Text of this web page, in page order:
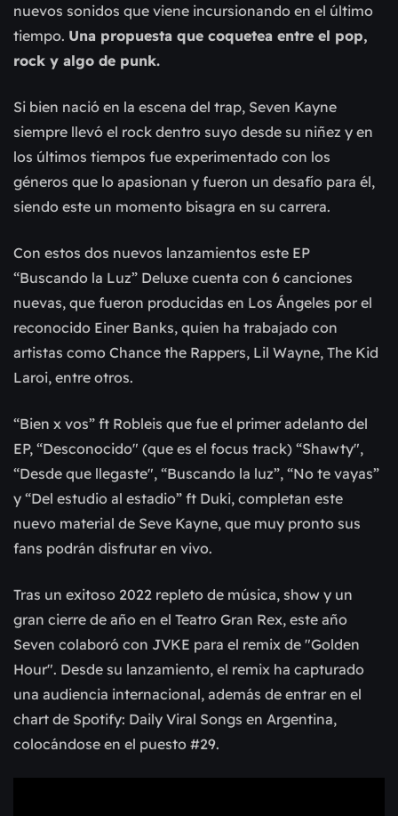
nuevos sonidos que viene incursionando en el último
tiempo. Una propuesta que coquetea entre el pop,
rock y algo de punk.
Si bien nació en la escena del trap, Seven Kayne
siempre llevó el rock dentro suyo desde su niñez y en
los últimos tiempos fue experimentado con los
géneros que lo apasionan y fueron un desafío para él,
siendo este un momento bisagra en su carrera.
Con estos dos nuevos lanzamientos este EP
“Buscando la Luz” Deluxe cuenta con 6 canciones
nuevas, que fueron producidas en Los Ángeles por el
reconocido Einer Banks, quien ha trabajado con
artistas como Chance the Rappers, Lil Wayne, The Kid
Laroi, entre otros.
“Bien x vos” ft Robleis que fue el primer adelanto del
EP, “Desconocido" (que es el focus track) “Shawty",
“Desde que llegaste", “Buscando la luz”, “No te vayas”
y “Del estudio al estadio” ft Duki, completan este
nuevo material de Seve Kayne, que muy pronto sus
fans podrán disfrutar en vivo.
Tras un exitoso 2022 repleto de música, show y un
gran cierre de año en el Teatro Gran Rex, este año
Seven colaboró con JVKE para el remix de "Golden
Hour". Desde su lanzamiento, el remix ha capturado
una audiencia internacional, además de entrar en el
chart de Spotify: Daily Viral Songs en Argentina,
colocándose en el puesto #29.